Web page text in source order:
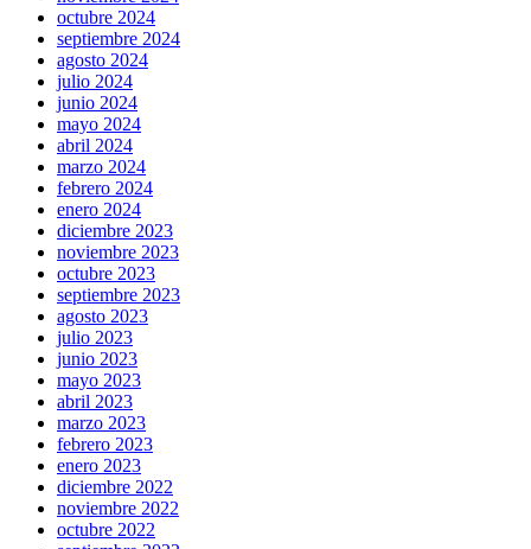
octubre 2024
septiembre 2024
agosto 2024
julio 2024
junio 2024
mayo 2024
abril 2024
marzo 2024
febrero 2024
enero 2024
diciembre 2023
noviembre 2023
octubre 2023
septiembre 2023
agosto 2023
julio 2023
junio 2023
mayo 2023
abril 2023
marzo 2023
febrero 2023
enero 2023
diciembre 2022
noviembre 2022
octubre 2022